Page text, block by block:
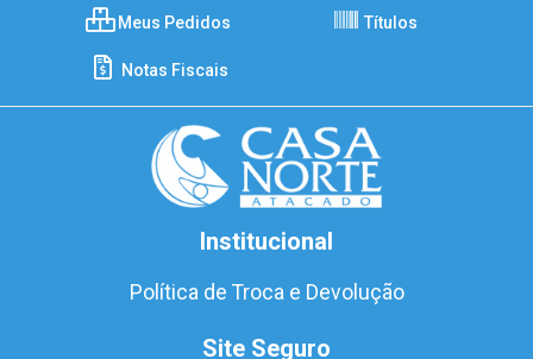
Meus Pedidos Títulos
Notas Fiscais
Institucional
Política de Troca e Devolução
Site Seguro